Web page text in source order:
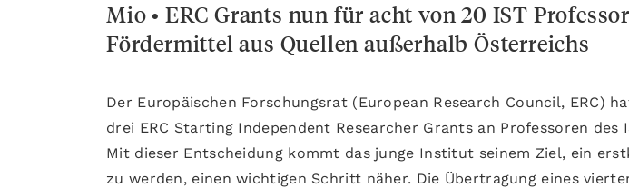
Mio • ERC Grants nun für acht von 20 IST
Fördermittel aus Quellen außerhalb Österreichs
Der Europäischen Forschungsrat (European Research Council, ERC)
drei ERC Starting Independent Researcher Grants an Professoren des
Mit dieser Entscheidung kommt das junge Institut seinem Ziel, ein
zu werden, einen wichtigen Schritt näher. Die Übertragung eines